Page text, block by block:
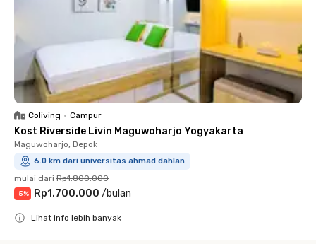
Coliving • Campur
Kost Riverside Livin Maguwoharjo Yogyakarta
Maguwoharjo, Depok
6.0 km dari universitas ahmad dahlan
mulai dari Rp1.800.000
-5% Rp1.700.000 /bulan
Lihat info lebih banyak